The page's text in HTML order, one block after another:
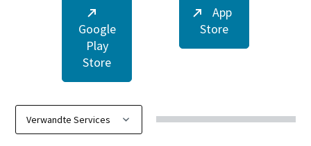
Google
Play
Store
App
Store